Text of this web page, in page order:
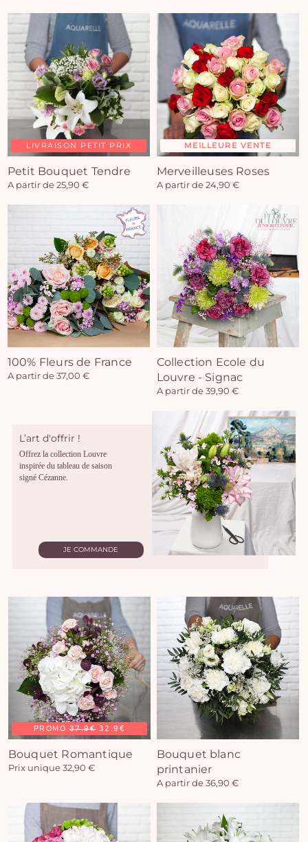
LIVRAISON PETIT PRIX
Petit Bouquet Tendre
A partir de 25,90 €
MEILLEURE VENTE
Merveilleuses Roses
A partir de 24,90 €
100% Fleurs de France
A partir de 37,00 €
Collection Ecole du
Louvre - Signac
A partir de 39,90 €
L’art d'offrir !
Offrez la collection Louvre
inspirée du tableau de saison
signé Cézanne.
JE COMMANDE
PROMO 37.9€32.9€
Bouquet Romantique
Prix unique 32,90 €
Bouquet blanc
printanier
A partir de 36,90 €